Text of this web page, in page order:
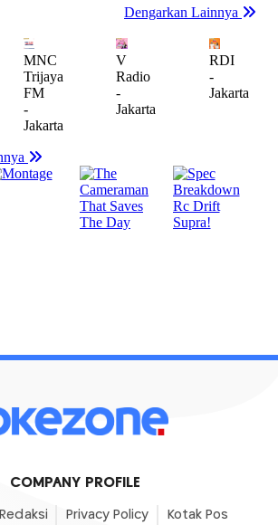
COMPANY PROFILE
Redaksi Privacy Policy Kotak Pos